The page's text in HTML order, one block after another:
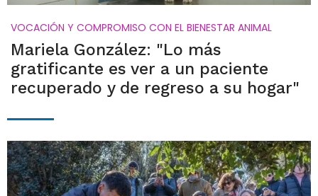
VOCACIÓN Y COMPROMISO CON EL BIENESTAR ANIMAL
Mariela González: "Lo más
gratificante es ver a un paciente
recuperado y de regreso a su hogar"